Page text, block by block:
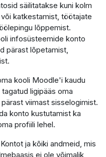
säilitatakse kuni kolm
katkestamist, töötajate
lõppemist.
infosüsteemide konto
pärast lõpetamist,
kooli Moodle'i kaudu
ligipääs oma
viimast sisselogimist.
konto kustutamist ka
profiili lehel.
ja kõiki andmeid, mis
ei ole võimalik